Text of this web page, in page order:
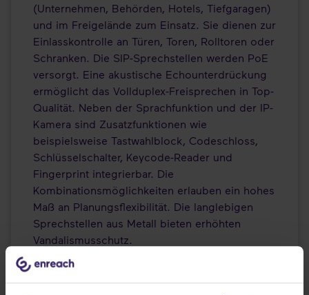
(Unternehmen, Behörden, Hotels, Tiefgaragen)
und im Freigelände zum Einsatz. Sie dienen zur
Einlasskontrolle an Türen, Toren, Rolltoren oder
Schranken. Die SIP-Sprechstellen werden PoE
versorgt. Eine akustische Echounterdrückung
ermöglicht das Vollduplex-Freisprechen in Top-
Qualität. Neben der Sprachfunktion und der IP-
Kamera sind Zusatzfunktionen wie
beispielsweise Tastwahlblock, Codeschloss,
Schlüsselschalter, Keycode-Reader und
Fingerprint integrierbar. Die
Kombinationsmöglichkeiten erlauben ein hohes
Maß an Planungsflexibilität. Die langlebigen
Sprechstellen aus Metall bieten erhöhten
Vandalismusschutz.